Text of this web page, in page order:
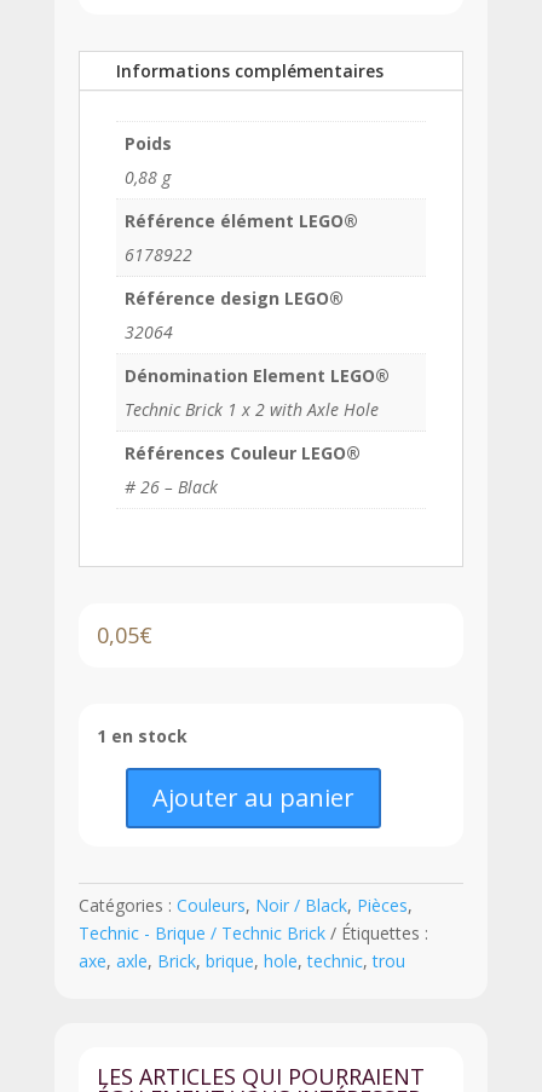
Informations complémentaires
Poids
0,88 g
Référence élément LEGO®
6178922
Référence design LEGO®
32064
Dénomination Element LEGO®
Technic Brick 1 x 2 with Axle Hole
Références Couleur LEGO®
# 26 – Black
0,05€
1 en stock
quantité
Brique
Technic
Ajouter au panier
Catégories : Couleurs, Noir / Black, Pièces,
Technic - Brique / Technic Brick
Étiquettes :
axe, axle, Brick, brique, hole,technic,trou
LES ARTICLES QUI POURRAIENT